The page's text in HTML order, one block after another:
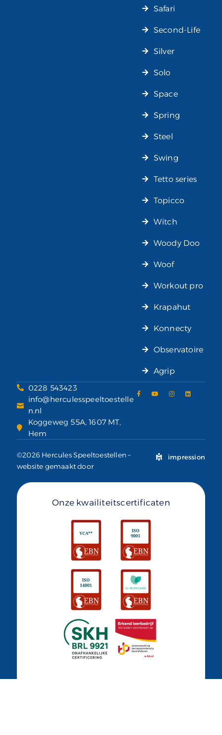
Safari
Second-Life
Silver
Solo
Space
Spring
Steel
Swing
Tetto series
Topicco
Witch
Woody Doo
Woof
Workout pro
Krapahut
Konnecty
Observatoire
Agrip
0228 543423
info@herculesspeeltoestelle
n.nl
Koggeweg 55A, 1607 MT,
Hem
©2026 Hercules Speeltoestellen –
website gemaakt door
impression
Onze kwailiteitscertificaten